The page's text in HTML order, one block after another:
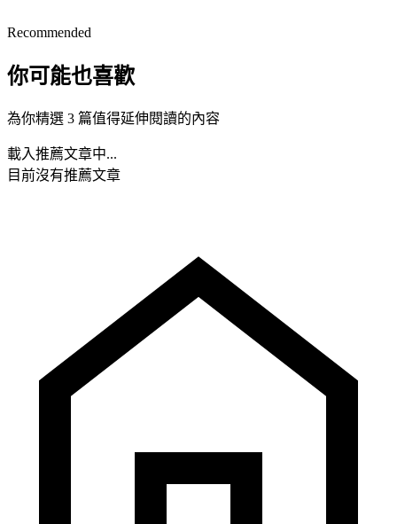
Recommended
你可能也喜歡
為你精選 3 篇值得延伸閱讀的內容
載入推薦文章中...
目前沒有推薦文章